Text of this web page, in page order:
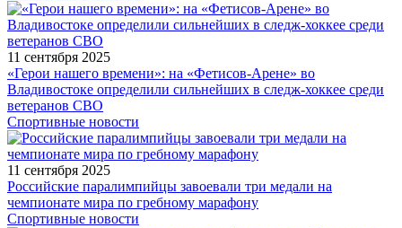
11 сентября 2025
«Герои нашего времени»: на «Фетисов-Арене» во
Владивостоке определили сильнейших в следж-хоккее среди
ветеранов СВО
Спортивные новости
11 сентября 2025
Российские паралимпийцы завоевали три медали на
чемпионате мира по гребному марафону
Спортивные новости